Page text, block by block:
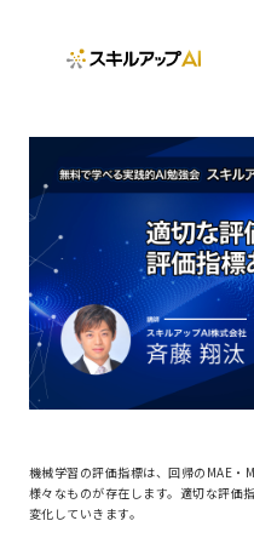
機械学習の評価指標は、回帰のMAE・
様々なものが存在します。適切な評価
変化していきます。